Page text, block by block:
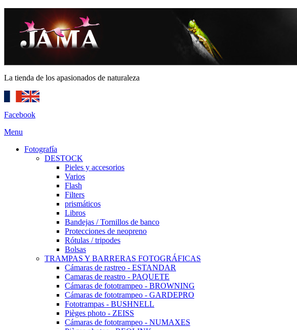
La tienda de los apasionados de naturaleza
Facebook
Menu
Fotografía
DESTOCK
Pieles y accesorios
Varios
Flash
Filters
prismáticos
Libros
Bandejas / Tornillos de banco
Protecciones de neopreno
Rótulas / tripodes
Bolsas
TRAMPAS Y BARRERAS FOTOGRÁFICAS
Cámaras de rastreo - ESTANDAR
Camaras de reastro - PAQUETE
Cámaras de fototrampeo - BROWNING
Cámaras de fototrampeo - GARDEPRO
Fototrampas - BUSHNELL
Pièges photo - ZEISS
Cámaras de fototrampeo - NUMAXES